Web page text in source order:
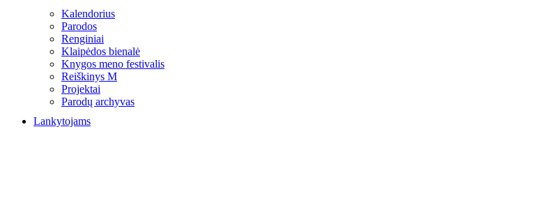
Kalendorius
Parodos
Renginiai
Klaipėdos bienalė
Knygos meno festivalis
Reiškinys M
Projektai
Parodų archyvas
Lankytojams